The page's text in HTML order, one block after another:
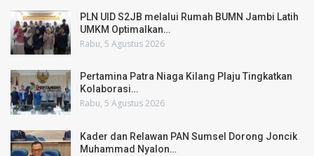
PLN UID S2JB melalui Rumah BUMN Jambi Latih
UMKM Optimalkan…
Rabu, 5 Agustus 2026
Pertamina Patra Niaga Kilang Plaju Tingkatkan
Kolaborasi…
Rabu, 5 Agustus 2026
Kader dan Relawan PAN Sumsel Dorong Joncik
Muhammad Nyalon…